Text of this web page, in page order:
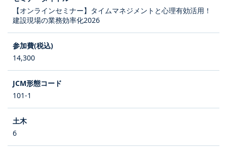
【オンラインセミナー】タイムマネジメントと心理有効活用！
建設現場の業務効率化2026
14,300
101-1
6